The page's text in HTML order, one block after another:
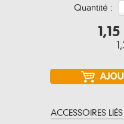
quantité :
ACCESSOIRES